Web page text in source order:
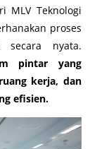
MLV Teknologi
proses
secara nyata.
pintar yang
kerja, dan
efisien.